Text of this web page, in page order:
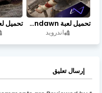
تحميل لعبة Undawn مهكرة للأندرويد أخر إصدار | تحميل مباشر + موارد غير محدودة
اندرويد
إرسال تعليق